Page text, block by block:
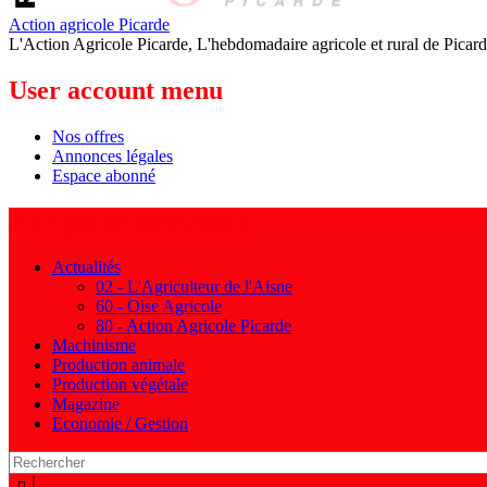
Action agricole Picarde
L'Action Agricole Picarde, L'hebdomadaire agricole et rural de
User account menu
Nos offres
Annonces légales
Espace abonné
Actualités
02 - L'Agriculteur de l'Aisne
60 - Oise Agricole
80 - Action Agricole Picarde
Machinisme
Production animale
Production végétale
Magazine
Economie / Gestion